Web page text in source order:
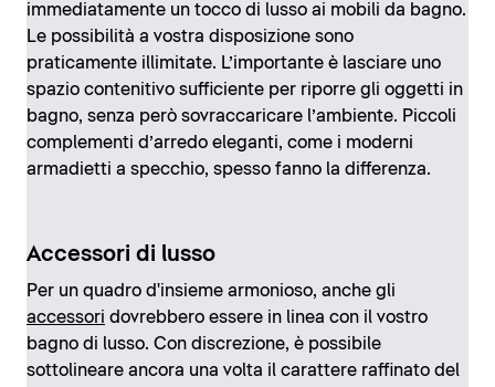
immediatamente un tocco di lusso ai mobili da bagno.
Le possibilità a vostra disposizione sono
praticamente illimitate. L’importante è lasciare uno
spazio contenitivo sufficiente per riporre gli oggetti in
bagno, senza però sovraccaricare l’ambiente. Piccoli
complementi d’arredo eleganti, come i moderni
armadietti a specchio, spesso fanno la differenza.
Accessori di lusso
Per un quadro d'insieme armonioso, anche gli
accessori dovrebbero essere in linea con il vostro
bagno di lusso. Con discrezione, è possibile
sottolineare ancora una volta il carattere raffinato del